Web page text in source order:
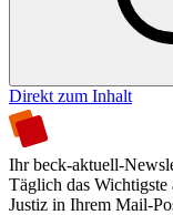
Direkt zum Inhalt
Ihr beck-aktuell-
Täglich das
Justiz in Ihrem Mail-